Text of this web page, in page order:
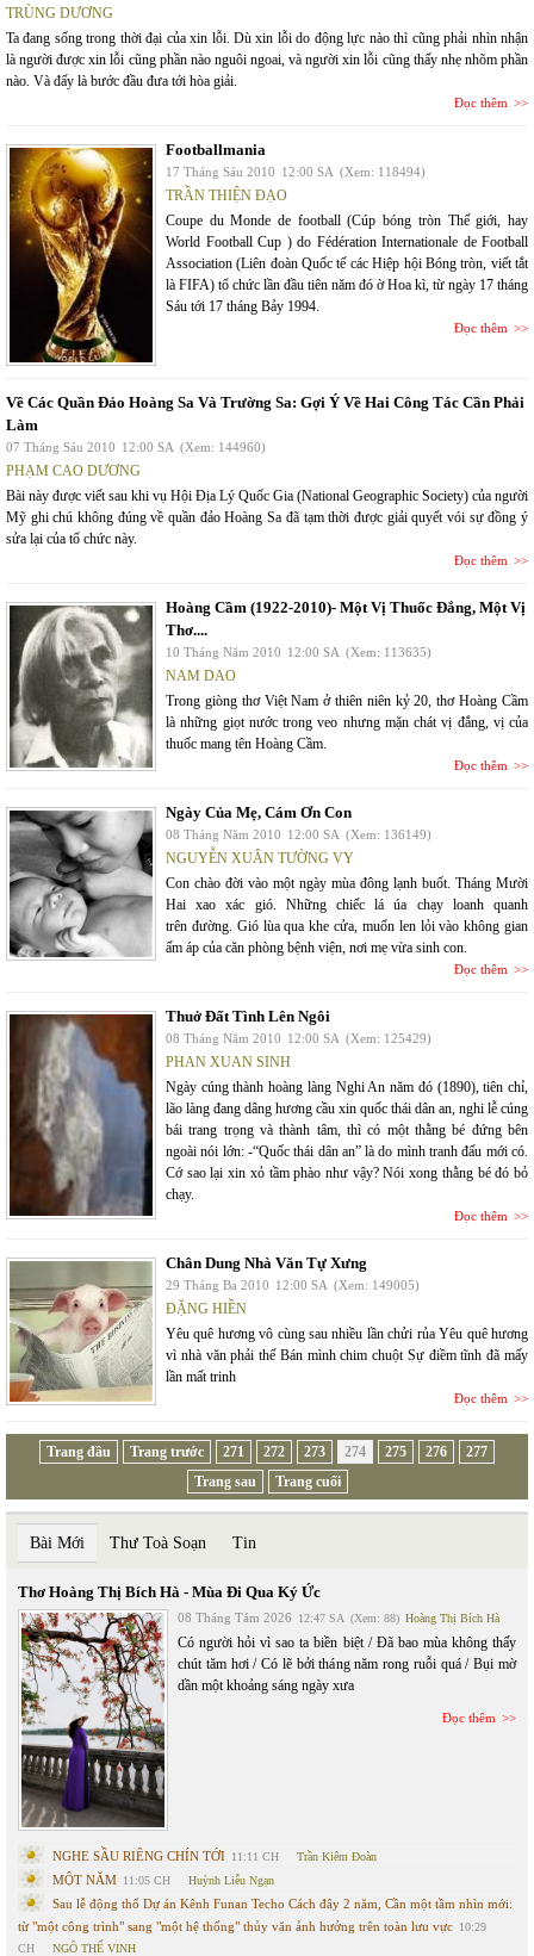
TRÙNG DƯƠNG
Ta đang sống trong thời đại của xin lỗi. Dù xin lỗi do động lực nào thì cũng phải nhìn nhận
là người được xin lỗi cũng phần nào nguôi ngoai, và người xin lỗi cũng thấy nhẹ nhõm phần
nào. Và đấy là bước đầu đưa tới hòa giải.
Đọc thêm
Footballmania
17 Tháng Sáu 2010 12:00 SA (Xem: 118494)
TRẦN THIỆN ĐẠO
Coupe du Monde de football (Cúp bóng tròn Thế giới, hay
World Football Cup ) do Fédération Internationale de Football
Association (Liên đoàn Quốc tế các Hiệp hội Bóng tròn, viết tắt
là FIFA) tổ chức lần đầu tiên năm đó ờ Hoa kì, từ ngày 17 tháng
Sáu tới 17 tháng Bảy 1994.
Đọc thêm
Về Các Quần Đảo Hoàng Sa Và Trường Sa: Gợi Ý Về Hai Công Tác Cần Phải
Làm
07 Tháng Sáu 2010 12:00 SA (Xem: 144960)
PHẠM CAO DƯƠNG
Bài này được viết sau khi vụ Hội Địa Lý Quốc Gia (National Geographic Society) của người
Mỹ ghi chú không đúng về quần đảo Hoàng Sa đã tạm thời được giải quyết vói sự đồng ý
sửa lại của tổ chức này.
Đọc thêm
Hoàng Cầm (1922-2010)- Một Vị Thuốc Đắng, Một Vị
Thơ....
10 Tháng Năm 2010 12:00 SA (Xem: 113635)
NAM DAO
Trong giòng thơ Việt Nam ở thiên niên kỷ 20, thơ Hoàng Cầm
là những giọt nước trong veo nhưng mặn chát vị đắng, vị của
thuốc mang tên Hoàng Cầm.
Đọc thêm
Ngày Của Mẹ, Cám Ơn Con
08 Tháng Năm 2010 12:00 SA (Xem: 136149)
NGUYỄN XUÂN TƯỜNG VY
Con chào đời vào một ngày mùa đông lạnh buốt. Tháng Mười
Hai xao xác gió. Những chiếc lá úa chạy loanh quanh
trên đường. Gió lùa qua khe cửa, muốn len lỏi vào không gian
ấm áp của căn phòng bệnh viện, nơi mẹ vừa sinh con.
Đọc thêm
Thuở Đất Tình Lên Ngôi
08 Tháng Năm 2010 12:00 SA (Xem: 125429)
PHAN XUAN SINH
Ngày cúng thành hoàng làng Nghi An năm đó (1890), tiên chỉ,
lão làng đang dâng hương cầu xin quốc thái dân an, nghi lễ cúng
bái trang trọng và thành tâm, thì có một thằng bé đứng bên
ngoài nói lớn: -“Quốc thái dân an” là do mình tranh đấu mới có.
Cớ sao lại xin xỏ tầm phào như vậy? Nói xong thằng bé đó bỏ
chạy.
Đọc thêm
Chân Dung Nhà Văn Tự Xưng
29 Tháng Ba 2010 12:00 SA (Xem: 149005)
ĐẶNG HIỀN
Yêu quê hương vô cùng sau nhiều lần chửi rủa Yêu quê hương
vì nhà văn phải thế Bán mình chim chuột Sự điềm tĩnh đã mấy
lần mất trinh
Đọc thêm
Trang đầu Trang trước 271 272 273 274 275 276
277
Trang sau
Trang cuối
Bài Mới Thư Toà Soạn Tin
Thơ Hoàng Thị Bích Hà - Mùa Đi Qua Ký Ức
08 Tháng Tám 2026 12:47 SA (Xem: 88) Hoàng Thị Bích Hà
Có người hỏi vì sao ta biền biệt / Đã bao mùa không thấy
chút tăm hơi / Có lẽ bởi tháng năm rong ruỗi quá / Bụi mờ
dần một khoảng sáng ngày xưa
Đọc thêm
NGHE SẦU RIÊNG CHÍN TỚI 11:11 CH Trần Kiêm Đoàn
MỘT NĂM 11:05 CH Huỳnh Liễu Ngạn
Sau lễ động thổ Dự án Kênh Funan Techo Cách đây 2 năm, Cần một tầm nhìn mới:
từ "một công trình" sang "một hệ thống" thủy văn ảnh hưởng trên toàn lưu vực 10:29
CH
NGÔ THẾ VINH